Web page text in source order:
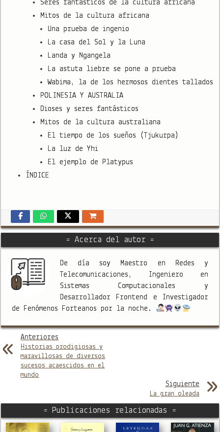
Seres fantásticos de la cultura africana
Mitos de la cultura africana
Una prueba de ingenio
La casa del Sol y la Luna
Landa y Ngangela
La astuta liebre se pone a prueba
Wabima, la de los hermosos dientes tallados
POLINESIA Y AUSTRALIA
Dioses y seres fantásticos
Mitos de la cultura australiana
El tiempo de los sueños (Tjukurpa)
La luz de Yhi
El ejemplo de Platypus
ÍNDICE
= Acerca del autor =
De día soy Maestro en Redes y
Telecomunicaciones, Ingeniero en
Sistemas Computacionales y
Desarrollador Frontend e Investigador
de Fenómenos Forteanos por la noche.
Anteriores
Historias prodigiosas y
maravillosas de diversos
sucesos acaescidos en el
mundo
Siguiente
La gran oleada
= Publicaciones relacionadas =